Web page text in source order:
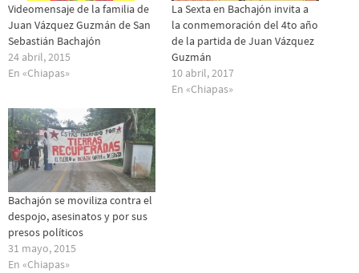
Videomensaje de la familia de
Juan Vázquez Guzmán de San
Sebastián Bachajón
24 abril, 2015
En «Chiapas»
La Sexta en Bachajón invita a
la conmemoración del 4to año
de la partida de Juan Vázquez
Guzmán
10 abril, 2017
En «Chiapas»
Bachajón se moviliza contra el
despojo, asesinatos y por sus
presos políticos
31 mayo, 2015
En «Chiapas»